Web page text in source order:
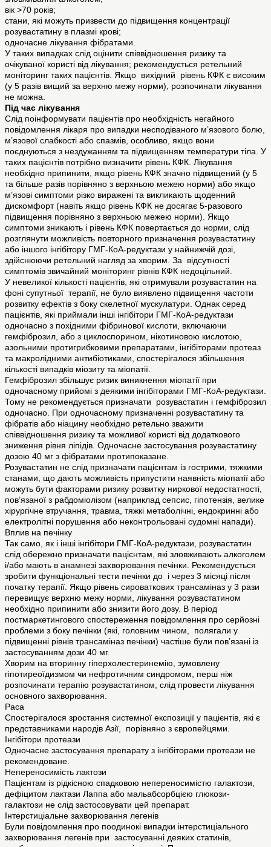
вік >70 років;
стани, які можуть призвести до підвищення концентрації
розувастатину в плазмі крові;
одночасне лікування фібратами.
У таких випадках слід оцінити співвідношення ризику та
очікуваної користі від лікування; рекомендується ретельний
моніторинг таких пацієнтів. Якщо вихідний рівень КФК є високим
(у 5 разів вищий за верхню межу норми), розпочинати лікування
не можна.
Під час лікування
Слід поінформувати пацієнтів про необхідність негайного
повідомлення лікаря про випадки несподіваного м’язового болю,
м’язової слабкості або спазмів, особливо, якщо вони
поєднуються з нездужанням та підвищенням температури тіла. У
таких пацієнтів потрібно визначити рівень КФК. Лікування
необхідно припинити, якщо рівень КФК значно підвищений (у 5
та більше разів порівняно з верхньою межею норми) або якщо
м’язові симптоми різко виражені та викликають щоденний
дискомфорт (навіть якщо рівень КФК не досягає 5-разового
підвищення порівняно з верхньою межею норми). Якщо
симптоми зникають і рівень КФК повертається до норми, слід
розглянути можливість повторного призначення розувастатину
або іншого інгібітору ГМГ-КоА-редуктази у найнижчій дозі,
здійснюючи ретельний нагляд за хворим. За відсутності
симптомів звичайний моніторинг рівнів КФК недоцільний.
У невеликої кількості пацієнтів, які отримували розувастатин на
фоні супутньої терапії, не було виявлено підвищення частоти
розвитку ефектів з боку скелетної мускулатури. Однак серед
пацієнтів, які приймали інші інгібітори ГМГ-КоА-редуктази
одночасно з похідними фібринової кислоти, включаючи
гемфіброзил, або з циклоспорином, нікотиновою кислотою,
азольними протигрибковими препаратами, інгібіторами протеаз
та макролідними антибіотиками, спостерігалося збільшення
кількості випадків міозиту та міопатії.
Гемфіброзил збільшує ризик виникнення міопатії при
одночасному прийомі з деякими інгібіторами ГМГ-КоА-редуктази.
Тому не рекомендується призначати розувастатин і гемфіброзил
одночасно. При одночасному призначенні розувастатину та
фібратів або ніацину необхідно ретельно зважити
співвідношення ризику та можливої користі від додаткового
зниження рівня ліпідів. Одночасне застосування розувастатину
дозою 40 мг з фібратами протипоказане.
Розувастатин не слід призначати пацієнтам із гострими, тяжкими
станами, що дають можливість припустити наявність міопатії або
можуть бути факторами ризику розвитку ниркової недостатності,
пов’язаної з рабдоміолізом (наприклад сепсис, гіпотензія, велике
хірургічне втручання, травма, тяжкі метаболічні, ендокринні або
електролітні порушення або неконтрольовані судомні напади).
Вплив на печінку
Так само, як і інші інгібітори ГМГ-КоА-редуктази, розувастатин
слід обережно призначати пацієнтам, які зловживають алкоголем
і/або мають в анамнезі захворювання печінки. Рекомендується
зробити функціональні тести печінки до і через 3 місяці після
початку терапії. Якщо рівень сироваткових трансаміназ у 3 рази
перевищує верхню межу норми, лікування розувастатином
необхідно припинити або знизити його дозу. В період
постмаркетингового спостереження повідомлення про серйозні
проблеми з боку печінки (які, головним чином, полягали у
підвищенні рівнів трансаміназ печінки) частіше були пов’язані із
застосуванням дози 40 мг.
Хворим на вторинну гіперхолестеринемію, зумовлену
гіпотиреоїдизмом чи нефротичним синдромом, перш ніж
розпочинати терапію розувастатином, слід провести лікування
основного захворювання.
Раса
Спостерігалося зростання системної експозиції у пацієнтів, які є
представниками народів Азії, порівняно з європейцями.
Інгібітори протеази
Одночасне застосування препарату з інгібіторами протеази не
рекомендоване.
Непереносимість лактози
Пацієнтам із рідкісною спадковою непереносимістю галактози,
дефіцитом лактази Лаппа або мальабсорбцією глюкози-
галактози не слід застосовувати цей препарат.
Інтерстиціальне захворювання легенів
Були повідомлення про поодинокі випадки інтерстиціального
захворювання легенів при застосуванні деяких статинів,